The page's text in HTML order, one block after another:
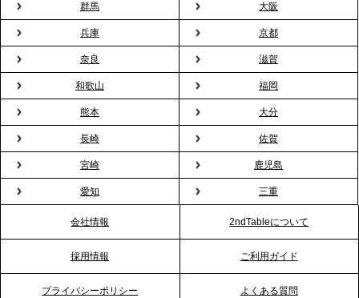
2026.2.13
プレスリリースのご案内｜オフィスが「１日限定の
バー」に！福利厚生・社内交流を格上げする《出張
バーテンダー》サービスを開始
2026.1.26
プレスリリースのご案内｜もう「義理チョコ」で悩
まない。職場のバレンタインをケータリングで“福利
厚生”化。採用にも効く新スタイルを提案
RKB毎日放送「RKB NEWS」で、2ndTable「恵方
巻きケータリング」が紹介されました
群馬 大阪
兵庫 京都
奈良 滋賀
和歌山 福岡
熊本 大分
長崎 佐賀
宮崎 鹿児島
愛知 三重
会社情報 2ndTableについて
採用情報 ご利用ガイド
プライバシーポリシー よくある質問